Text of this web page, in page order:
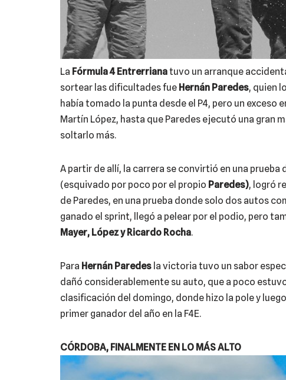
La Fórmula 4 Entrerrianatuvo un arranque
sortear las dificultades fue Hernán Paredes, quien
había tomado la punta desde el P4, pero un exceso
Martín López, hasta que Paredes ejecutó una gran
soltarlo más.
A partir de allí, la carrera se convirtió en una prueba
(esquivado por poco por el propio Paredes), logró
de Paredes, en una prueba donde solo dos autos
ganado el sprint, llegó a pelear por el podio, pero
Mayer, López y Ricardo Rocha.
Para Hernán Paredes la victoria tuvo un sabor
dañó considerablemente su auto, que a poco
clasificación del domingo, donde hizo la pole y
primer ganador del año en la F4E.
CÓRDOBA, FINALMENTE EN LO MÁS ALTO